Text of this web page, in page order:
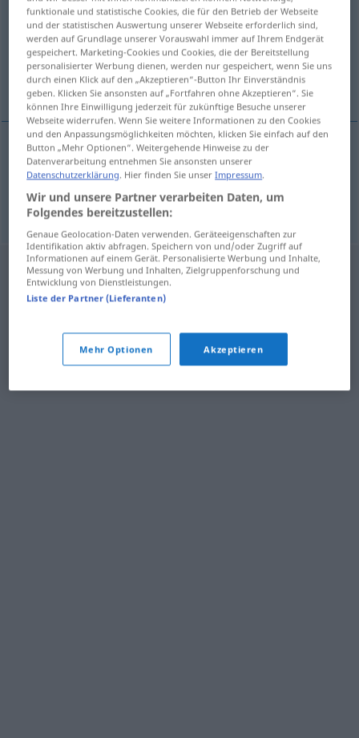
Übersicht aller Übersetzungen
(Für mehr Details die Übersetzung anklicken/antippen)
Ultraschalltechnik, Ultrasonografie
Ultraschalltechnik F ultrason(ografi)
Ultrasonografie F ultrason(ografi)
funktionale und statistische Cookies, die für den Betrieb der Webseite
und der statistischen Auswertung unserer Webseite erforderlich sind,
werden auf Grundlage unserer Vorauswahl immer auf Ihrem Endgerät
gespeichert. Marketing-Cookies und Cookies, die der Bereitstellung
personalisierter Werbung dienen, werden nur gespeichert, wenn Sie uns
durch einen Klick auf den „Akzeptieren“-Button Ihr Einverständnis
geben. Klicken Sie ansonsten auf „Fortfahren ohne Akzeptieren“. Sie
können Ihre Einwilligung jederzeit für zukünftige Besuche unserer
Webseite widerrufen. Wenn Sie weitere Informationen zu den Cookies
und den Anpassungsmöglichkeiten möchten, klicken Sie einfach auf den
Button „Mehr Optionen“. Weitergehende Hinweise zu der
Datenverarbeitung entnehmen Sie ansonsten unserer
Datenschutzerklärung. Hier finden Sie unserImpressum.
Wir und unsere Partner verarbeiten Daten, um
Folgendes bereitzustellen:
Genaue Geolocation-Daten verwenden. Geräteeigenschaften zur
Identifikation aktiv abfragen. Speichern von und/oder Zugriff auf
Informationen auf einem Gerät. Personalisierte Werbung und Inhalte,
Messung von Werbung und Inhalten, Zielgruppenforschung und
Entwicklung von Dienstleistungen.
Liste der Partner (Lieferanten)
Mehr Optionen Akzeptieren